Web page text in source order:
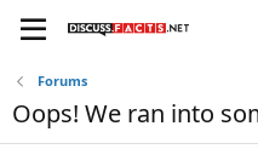
Forums
Oops! We ran into